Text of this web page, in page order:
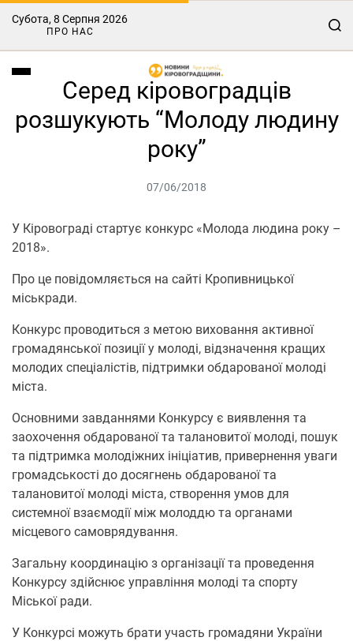
Субота, 8 Серпня 2026
ПРО НАС
Серед кіровоградців
розшукують “Молоду людину
року”
07/06/2018
У Кіровограді стартує конкурс «Молода людина року –
2018».
Про це повідомляється на сайті Кропивницької
міськради.
Конкурс проводиться з метою виховання активної
громадянської позиції у молоді, відзначення кращих
молодих спеціалістів, підтримки обдарованої молоді
міста.
Основними завданнями Конкурсу є виявлення та
заохочення обдарованої та талановитої молоді, пошук
та підтримка молодіжних ініціатив, привернення уваги
громадськості до досягнень обдарованої та
талановитої молоді міста, створення умов для
системної взаємодії між молоддю та органами
місцевого самоврядування.
Загальну координацію з організації та проведення
Конкурсу здійснює управління молоді та спорту
Міської ради.
У Конкурсі можуть брати участь громадяни України